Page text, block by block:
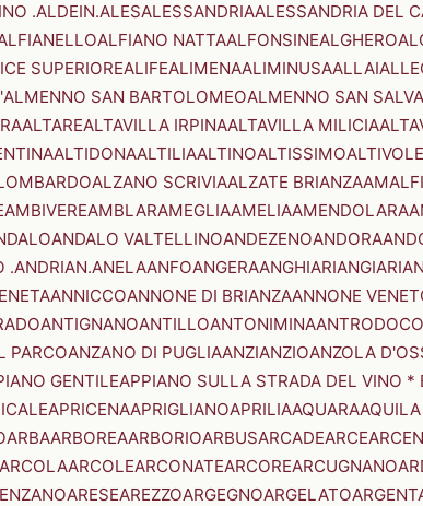
.ALDEIN.ALESALESSANDRIAALESSANDRIA DEL
ALFIANO NATTAALFONSINEALGHERO
SUPERIOREALIFEALIMENAALIMINUSAALLAI
ALMENNO SAN BARTOLOMEOALMENNO SAN
ALTAREALTAVILLA IRPINAALTAVILLA MILICIA
ALTIDONAALTILIAALTINOALTISSIMOALTIVOLE
ALZANO SCRIVIAALZATE BRIANZAAMALFI
AMBIVEREAMBLARAMEGLIAAMELIAAMENDOLARA
ANDALO VALTELLINOANDEZENOANDORA
.ANDRIAN.ANELAANFOANGERAANGHIARIANGIARI
ANNICCOANNONE DI BRIANZAANNONE
ANTIGNANOANTILLOANTONIMINAANTRODOCO
PARCOANZANO DI PUGLIAANZIANZIOANZOLA
GENTILEAPPIANO SULLA STRADA DEL VINO *
APRICENAAPRIGLIANOAPRILIAAQUARA
ARBAARBOREAARBORIOARBUSARCADEARCE
ARCOLAARCOLEARCONATEARCOREARCUGNANO
ARESEAREZZOARGEGNOARGELATO